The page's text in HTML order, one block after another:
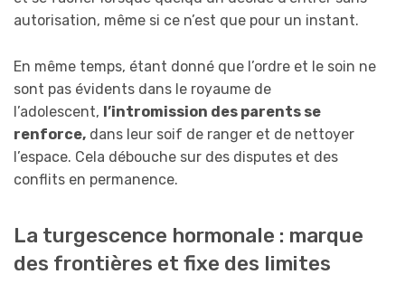
autorisation, même si ce n’est que pour un instant.
En même temps, étant donné que l’ordre et le soin ne
sont pas évidents dans le royaume de
l’adolescent, l’intromission des parents se
renforce, dans leur soif de ranger et de nettoyer
l’espace. Cela débouche sur des disputes et des
conflits en permanence.
La turgescence hormonale : marque
des frontières et fixe des limites